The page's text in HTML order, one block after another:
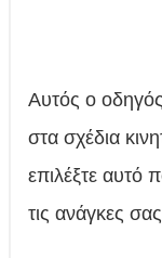
Αυτός ο οδηγός
στα σχέδια
επιλέξτε αυτό
τις ανάγκες